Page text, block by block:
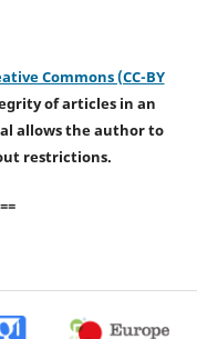
Commons (CC-BY
of articles in an
allows the author to
restrictions.